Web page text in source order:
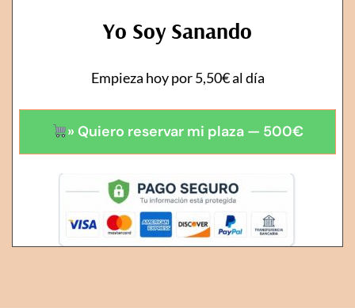
Yo Soy Sanando
Empieza hoy por 5,50€ al día
» Quiero reservar mi plaza — 500€